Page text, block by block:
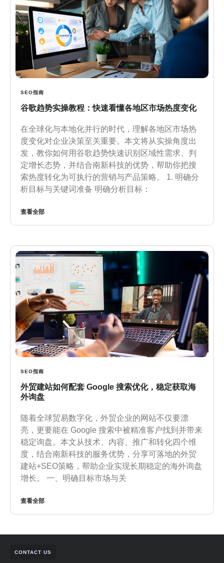
SEO指南
谷歌趋势实操教程：快速看懂各地区市场热度变化
在全球化与本地化并行的时代，理解各地区市场热
度变化对企业决策至关重要。本文将从实操角度出
发，教你如何用谷歌趋势快速识别区域性需求、判
定增长态势，并结合南新科技的优势，帮助你把搜
索热度转化为可执行的营销与产品策略。 1. 明确分
析目标与关键词准备 明确分析目标：
查看全部
SEO指南
外贸建站如何配套 Google 搜索优化，稳定获取海
外询盘
随着全球贸易数字化，外贸企业的网站不仅要漂
亮，更要能在 Google 搜索中被精准客户找到并带来
稳定询盘。本文从技术、内容、推广和转化四个维
度，结合南新科技的服务优势，分享可落地的外贸
建站+SEO策略，帮助企业实现长期稳定的海外询盘
增长。 一、明确目标市场与关
查看全部
CONTACT US